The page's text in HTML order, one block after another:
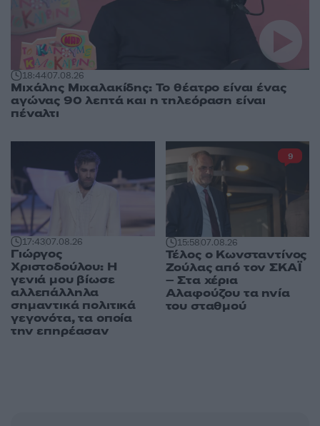
18:4407.08.26
Μιχάλης Μιχαλακίδης: Το θέατρο είναι ένας
αγώνας 90 λεπτά και η τηλεόραση είναι
πέναλτι
17:4307.08.26
Γιώργος
Χριστοδούλου: Η
γενιά μου βίωσε
αλλεπάλληλα
σημαντικά πολιτικά
γεγονότα, τα οποία
την επηρέασαν
15:5807.08.26
Τέλος ο Κωνσταντίνος
Ζούλας από τον ΣΚΑΪ
– Στα χέρια
Αλαφούζου τα ηνία
του σταθμού
9